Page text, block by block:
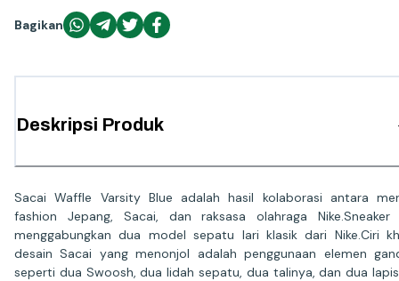
Bagikan
Deskripsi Produk
Sacai Waffle Varsity Blue adalah hasil kolaborasi antara
fashion Jepang, Sacai, dan raksasa olahraga Nike.Sneaker
menggabungkan dua model sepatu lari klasik dari Nike.Ciri
desain Sacai yang menonjol adalah penggunaan elemen
seperti dua Swoosh, dua lidah sepatu, dua talinya, dan dua